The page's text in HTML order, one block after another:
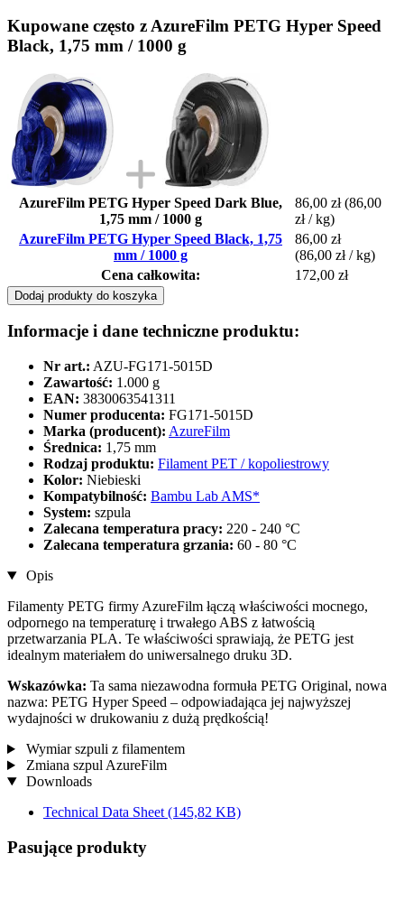
Kupowane często z AzureFilm PETG Hyper Speed
Black, 1,75 mm / 1000 g
AzureFilm PETG Hyper Speed Dark Blue,
1,75 mm / 1000 g
86,00 zł (86,00
zł / kg)
AzureFilm PETG Hyper Speed Black, 1,75
mm / 1000 g
86,00 zł
(86,00 zł / kg)
Cena całkowita:
172,00 zł
Dodaj produkty do koszyka
Informacje i dane techniczne produktu:
Nr art.: AZU-FG171-5015D
Zawartość: 1.000 g
EAN: 3830063541311
Numer producenta: FG171-5015D
Marka (producent): AzureFilm
Średnica: 1,75 mm
Rodzaj produktu: Filament PET / kopoliestrowy
Kolor: Niebieski
Kompatybilność: Bambu Lab AMS*
System: szpula
Zalecana temperatura pracy: 220 - 240 °C
Zalecana temperatura grzania: 60 - 80 °C
Opis
Filamenty PETG firmy AzureFilm łączą właściwości mocnego,
odpornego na temperaturę i trwałego ABS z łatwością
przetwarzania PLA. Te właściwości sprawiają, że PETG jest
idealnym materiałem do uniwersalnego druku 3D.
Wskazówka: Ta sama niezawodna formuła PETG Original, nowa
nazwa: PETG Hyper Speed ​​– odpowiadająca jej najwyższej
wydajności w drukowaniu z dużą prędkością!
Wymiar szpuli z filamentem
Zmiana szpul AzureFilm
Downloads
Technical Data Sheet (145,82 KB)
Pasujące produkty